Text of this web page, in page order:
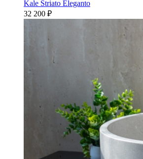
Kale Striato Eleganto
32 200 ₽